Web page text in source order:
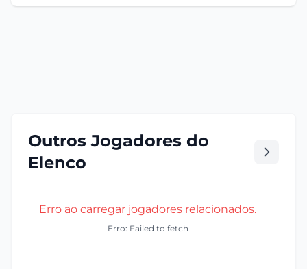
Outros Jogadores do
Elenco
Erro ao carregar jogadores relacionados.
Erro: Failed to fetch